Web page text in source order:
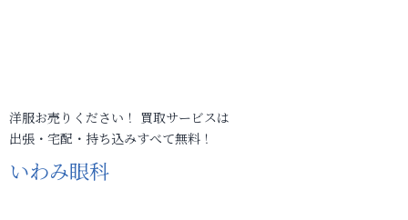
洋服お売りください！ 買取サービスは
出張・宅配・持ち込みすべて無料！
いわみ眼科